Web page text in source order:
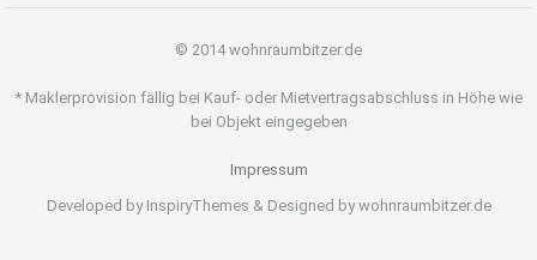
© 2014 wohnraumbitzer.de
* Maklerprovision fällig bei Kauf- oder Mietvertragsabschluss in Höhe wie
bei Objekt eingegeben
Impressum
Developed by InspiryThemes & Designed by wohnraumbitzer.de